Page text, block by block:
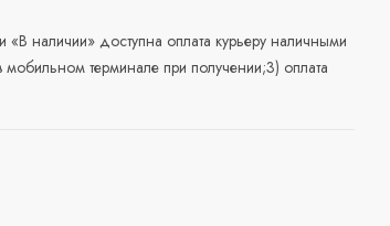
«В наличии» доступна оплата курьеру наличными
мобильном терминале при получении;3) оплата